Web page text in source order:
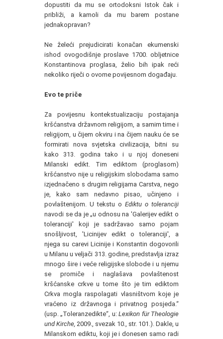
dopustiti da mu se ortodoksni Istok čak i
približi, a kamoli da mu barem postane
jednakopravan?
Ne želeći prejudicirati konačan ekumenski
ishod ovogodišnje proslave 1700. obljetnice
Konstantinova proglasa, želio bih ipak reći
nekoliko riječi o ovome povijesnom događaju.
Evo te priče
Za povijesnu kontekstualizaciju postajanja
kršćanstva državnom religijom, a samim time i
religijom, u čijem okviru i na čijem nauku će se
formirati nova svjetska civilizacija, bitni su
kako 313. godina tako i u njoj doneseni
Milanski edikt. Tim ediktom (proglasom)
kršćanstvo nije u religijskim slobodama samo
izjednačeno s drugim religijama Carstva, nego
je, kako sam nedavno pisao, učinjeno i
povlaštenijom. U tekstu o Ediktu o toleranciji
navodi se da je „u odnosu na 'Galerijev edikt o
toleranciji' koji je sadržavao samo pojam
snošljivost, 'Licinijev edikt o toleranciji', a
njega su carevi Licinije i Konstantin dogovorili
u Milanu u veljači 313. godine, predstavlja izraz
mnogo šire i veće religijske slobode i u njemu
se promiče i naglašava povlaštenost
kršćanske crkve u tome što je tim ediktom
Crkva mogla raspolagati vlasništvom koje je
vraćeno iz državnoga i privatnog posjeda.“
(usp. „Toleranzedikte“, u:Lexikon für Theologie
und Kirche, 2009., svezak 10., str. 101.). Dakle, u
Milanskom ediktu, koji je i donesen samo radi